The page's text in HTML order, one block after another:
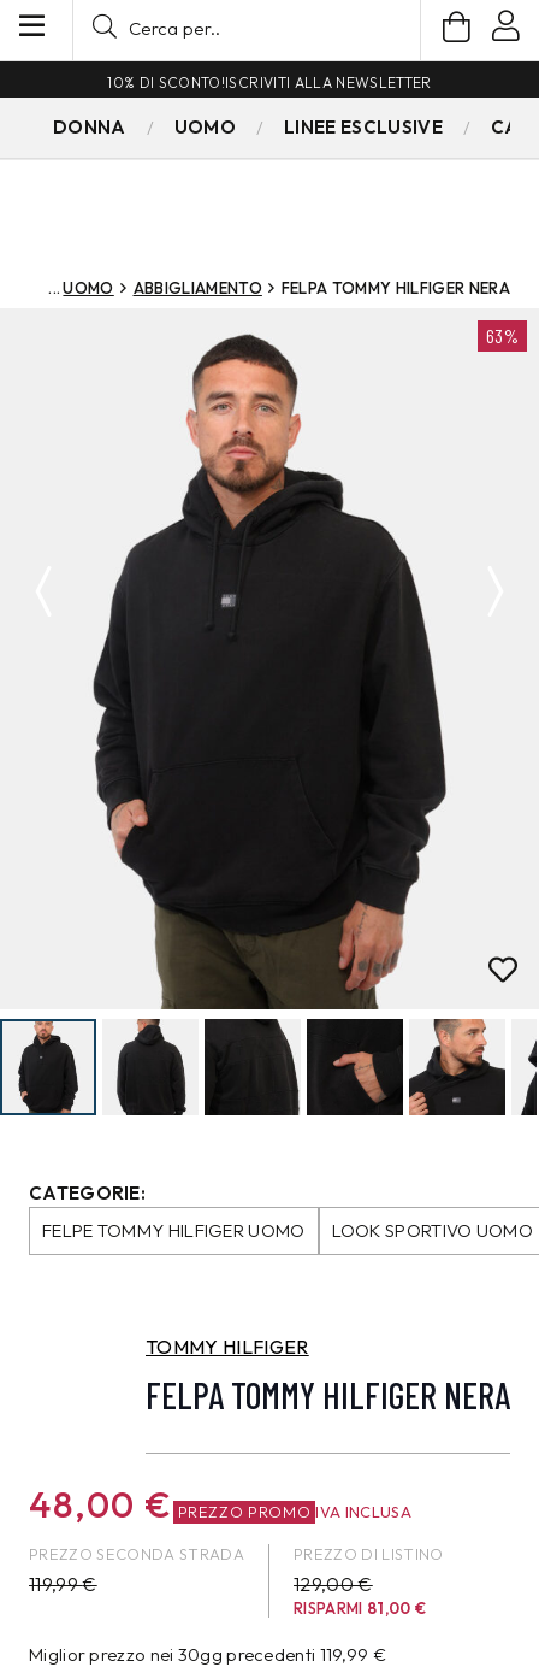
10% DI SCONTO!ISCRIVITI ALLA NEWSLETTER
DONNA UOMO LINEE ESCLUSIVE
UOMO ABBIGLIAMENTO FELPA TOMMY HILFIGER NERA
63%
CATEGORIE:
FELPE TOMMY HILFIGER UOMO
LOOK SPORTIVO UOMO
TOMMY HILFIGER
FELPA TOMMY HILFIGER NERA
48,00 € PREZZO PROMO IVA INCLUSA
PREZZO SECONDA STRADA
119,99€
PREZZO DI LISTINO
129,00 €
RISPARMI 81,00€
Miglior prezzo nei 30gg precedenti 119,99 €